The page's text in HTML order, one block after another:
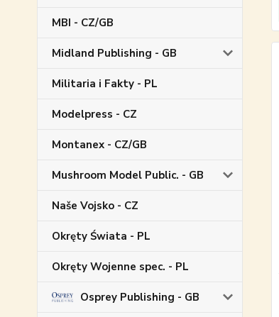
MBI - CZ/GB
Midland Publishing - GB
Militaria i Fakty - PL
Modelpress - CZ
Montanex - CZ/GB
Mushroom Model Public. - GB
Naše Vojsko - CZ
Okręty Świata - PL
Okręty Wojenne spec. - PL
Osprey Publishing - GB